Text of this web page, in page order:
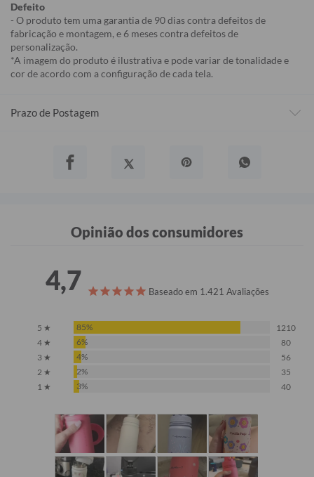
Defeito
- O produto tem uma garantia de 90 dias contra defeitos de
fabricação e montagem, e 6 meses contra defeitos de
personalização.
*A imagem do produto é ilustrativa e pode variar de tonalidade e
cor de acordo com a configuração de cada tela.
Prazo de Postagem
Opinião dos consumidores
4,7 Baseado em 1.421 Avaliações
5 ★ 85%
1210
4 ★
6%
80
3 ★
4%
56
2 ★
2%
35
1 ★
3% 40